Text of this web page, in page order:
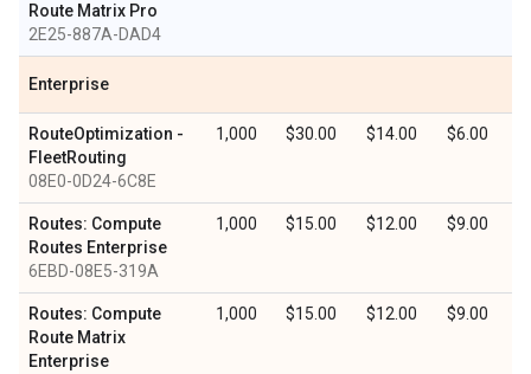
Route Matrix Pro
2E25-887A-DAD4
Enterprise
RouteOptimization -
FleetRouting
08E0-0D24-6C8E
1,000 $30.00 $14.00 $6.00
Routes: Compute
Routes Enterprise
6EBD-08E5-319A
1,000 $15.00 $12.00 $9.00
Routes: Compute
Route Matrix
Enterprise
1,000 $15.00 $12.00 $9.00